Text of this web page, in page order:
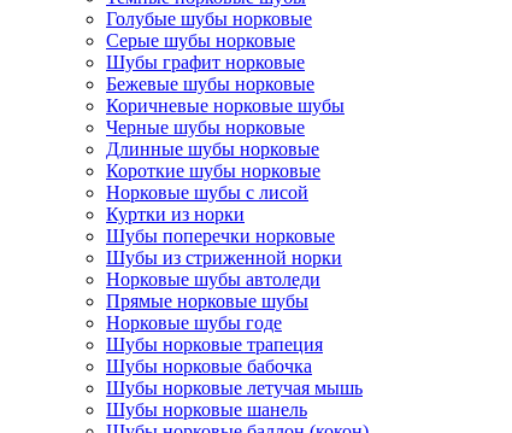
Голубые шубы норковые
Серые шубы норковые
Шубы графит норковые
Бежевые шубы норковые
Коричневые норковые шубы
Черные шубы норковые
Длинные шубы норковые
Короткие шубы норковые
Норковые шубы с лисой
Куртки из норки
Шубы поперечки норковые
Шубы из стриженной норки
Норковые шубы автоледи
Прямые норковые шубы
Норковые шубы годе
Шубы норковые трапеция
Шубы норковые бабочка
Шубы норковые летучая мышь
Шубы норковые шанель